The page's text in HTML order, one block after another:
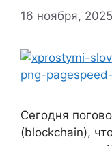
16 ноября, 2025
Сегодня
(blockchain),